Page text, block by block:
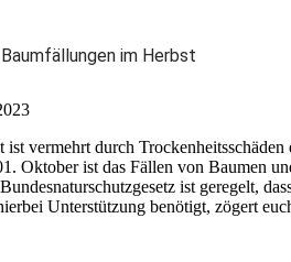
Baumfällungen im Herbst
vermehrt durch
Oktober ist das Fällen von Baumen
ist geregelt,
Unterstützung benötigt, zögert